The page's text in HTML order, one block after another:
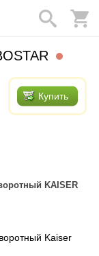
Купить
KAISER
Kaiser